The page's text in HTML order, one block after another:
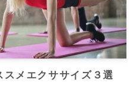
メエクササイズ３選